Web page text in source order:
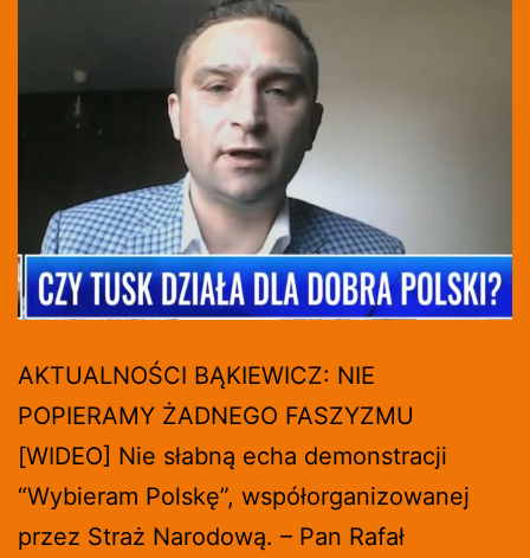
AKTUALNOŚCI BĄKIEWICZ: NIE
POPIERAMY ŻADNEGO FASZYZMU
[WIDEO] Nie słabną echa demonstracji
“Wybieram Polskę”, współorganizowanej
przez Straż Narodową. – Pan Rafał